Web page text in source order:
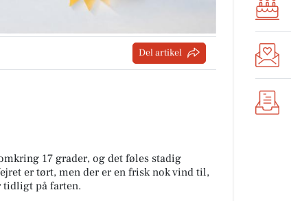
Del artikel
17 grader, og det føles stadig
er tørt, men der er en frisk nok vind til,
tidligt på farten.